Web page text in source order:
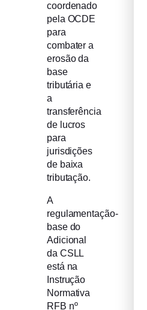
coordenado
pela OCDE
para
combater a
erosão da
base
tributária e
a
transferência
de lucros
para
jurisdições
de baixa
tributação.
A
regulamentação-
base do
Adicional
da CSLL
está na
Instrução
Normativa
RFB nº